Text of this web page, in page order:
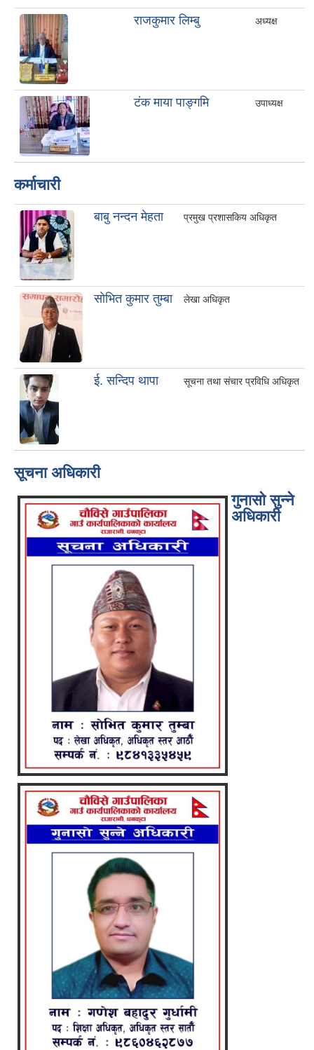
राजकुमार लिम्बु अध्यक्ष
टंक माया पाङ्गमि उपाध्यक्ष
कर्माचारी
बाबु नन्दन मेहता प्रमुख प्रशासकिय अधिकृत
साेभित कुमार तुम्बा लेखा अधिकृत
ई. सन्दिप थापा सूचना तथा संचार प्रविधि अधिकृत
सूचना अधिकारी
गुनासो सुन्ने
अधिकारी